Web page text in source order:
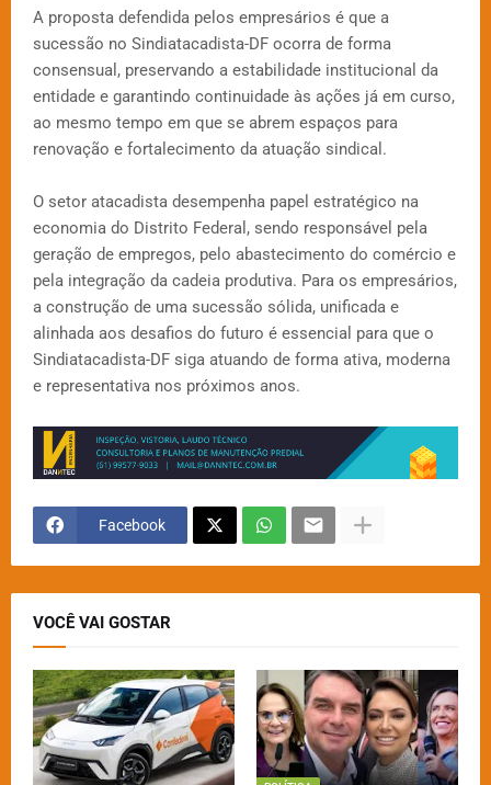
A proposta defendida pelos empresários é que a
sucessão no Sindiatacadista-DF ocorra de forma
consensual, preservando a estabilidade institucional da
entidade e garantindo continuidade às ações já em curso,
ao mesmo tempo em que se abrem espaços para
renovação e fortalecimento da atuação sindical.
O setor atacadista desempenha papel estratégico na
economia do Distrito Federal, sendo responsável pela
geração de empregos, pelo abastecimento do comércio e
pela integração da cadeia produtiva. Para os empresários,
a construção de uma sucessão sólida, unificada e
alinhada aos desafios do futuro é essencial para que o
Sindiatacadista-DF siga atuando de forma ativa, moderna
e representativa nos próximos anos.
Facebook
VOCÊ VAI GOSTAR